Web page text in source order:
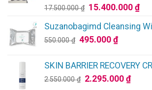
17.500.000₫ Giá
là:
17.500.000 ₫.
15.400.000₫Giá
tại
Suzanobagimd Cleansing
550.000₫ Giá
là:
550.000 ₫.
495.000₫Giá
tại
là:
495.000
SKIN BARRIER RECOVERY
2.550.000₫ Giá
2.295.000₫Giá